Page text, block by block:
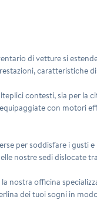
di vetture si
caratteristiche
contesti, sia per la
con motori
per soddisfare i gusti
nostre sedi dislocate
nostra officina
dei tuoi sogni in